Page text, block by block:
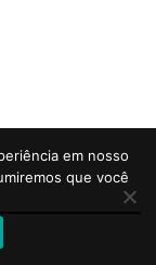
em nosso
que você